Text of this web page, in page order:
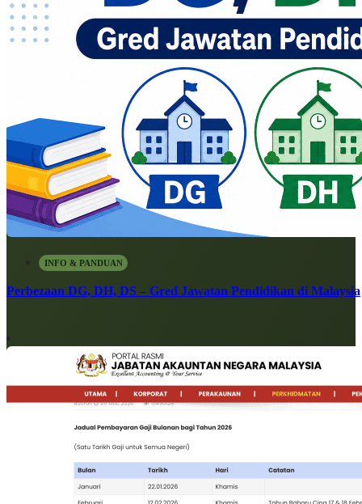
INFO & PANDUAN
Perbezaan DG, DH, DS – Gred Jawatan Pendidikan di Malaysia